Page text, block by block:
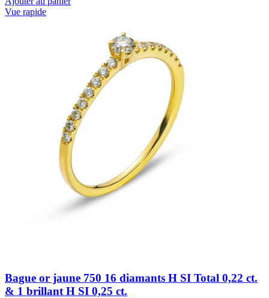
Vue rapide
Bague or jaune 750 16 diamants H SI Total 0,22 ct.
& 1 brillant H SI 0,25 ct.